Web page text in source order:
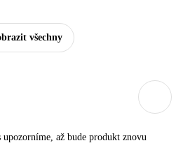
všechny
až bude produkt znovu